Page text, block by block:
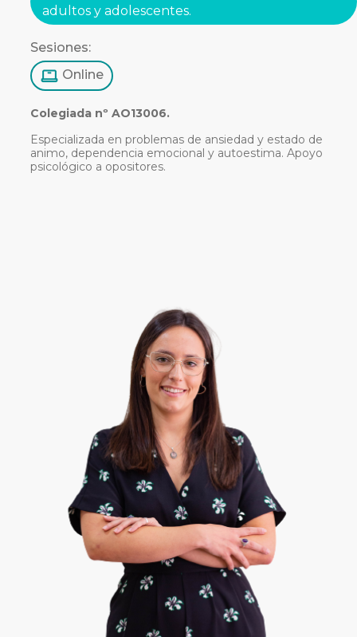
adultos y adolescentes.
Sesiones:
Online
Colegiada nº AO13006.
Especializada en problemas de ansiedad y estado de
animo, dependencia emocional y autoestima. Apoyo
psicológico a opositores.